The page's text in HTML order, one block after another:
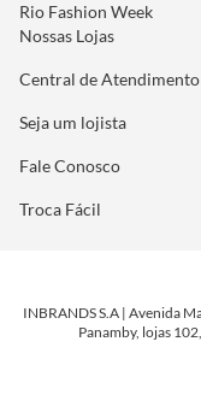
Rio Fashion Week
Nossas Lojas
Central de Atendimento
Seja um lojista
Fale Conosco
Troca Fácil
INBRANDS S.A | Avenida
Panamby, lojas